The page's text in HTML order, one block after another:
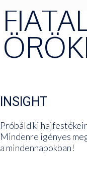
INSIGHT
Próbáld ki
Mindenre igényes
a mindennapokban!